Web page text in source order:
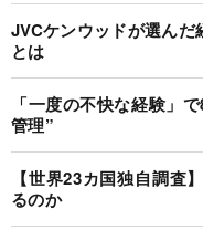
JVCケンウッドが選ん
とは
「一度の不快な経験」
管理”
【世界23カ国独自調査
るのか